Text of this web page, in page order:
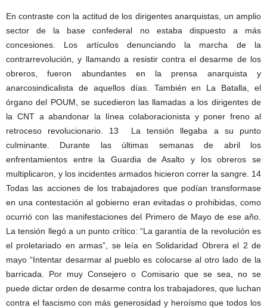
En contraste con la actitud de los dirigentes anarquistas, un amplio
sector de la base confederal no estaba dispuesto a más
concesiones. Los artículos denunciando la marcha de la
contrarrevolución, y llamando a resistir contra el desarme de los
obreros, fueron abundantes en la prensa anarquista y
anarcosindicalista de aquellos días. También en La Batalla, el
órgano del POUM, se sucedieron las llamadas a los dirigentes de
la CNT a abandonar la línea colaboracionista y poner freno al
retroceso revolucionario. 13 La tensión llegaba a su punto
culminante. Durante las últimas semanas de abril los
enfrentamientos entre la Guardia de Asalto y los obreros se
multiplicaron, y los incidentes armados hicieron correr la sangre. 14
Todas las acciones de los trabajadores que podían transformase
en una contestación al gobierno eran evitadas o prohibidas, como
ocurrió con las manifestaciones del Primero de Mayo de ese año.
La tensión llegó a un punto crítico: “La garantía de la revolución es
el proletariado en armas”, se leía en Solidaridad Obrera el 2 de
mayo “Intentar desarmar al pueblo es colocarse al otro lado de la
barricada. Por muy Consejero o Comisario que se sea, no se
puede dictar orden de desarme contra los trabajadores, que luchan
contra el fascismo con más generosidad y heroísmo que todos los